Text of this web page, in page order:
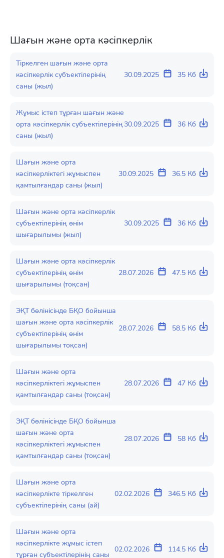
Шағын және орта кәсіпкерлік
Тіркелген шағын және орта
кәсіпкерлік субъектілерінің
саны (жыл)
30.09.2025 35 Кб
Жұмыс істеп тұрған шағын және
орта кәсіпкерлік субъектілерінің
саны (жыл)
30.09.2025 36 Кб
Шағын және орта
кәсіпкерліктегі жұмыспен
қамтылғандар саны (жыл)
30.09.2025 36.5 Кб
Шағын және орта кәсіпкерлік
субъектілерінің өнім
шығарылымы (жыл)
30.09.2025 36 Кб
Шағын және орта кәсіпкерлік
субъектілерінің өнім
шығарылымы (тоқсан)
28.07.2026 47.5 Кб
ЭҚТ бөлінісінде БҚО бойынша
шағын және орта кәсіпкерлік
субъектілерінің өнім
шығарылымы тоқсан)
28.07.2026 58.5 Кб
Шағын және орта
кәсіпкерліктегі жұмыспен
қамтылғандар саны (тоқсан)
28.07.2026 47 Кб
ЭҚТ бөлінісінде БҚО бойынша
шағын және орта
кәсіпкерліктегі жұмыспен
қамтылғандар саны (тоқсан)
28.07.2026 58 Кб
Шағын және орта
кәсіпкерлікте тіркелген
субъектілерінің саны (ай)
02.02.2026 346.5 Кб
Шағын және орта
кәсіпкерлікте жұмыс істеп
тұрған субъектілерінің саны
02.02.2026 114.5 Кб